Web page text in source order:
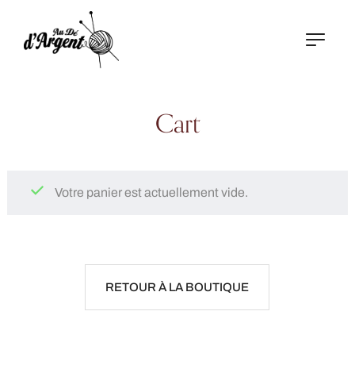
Cart
Votre panier est actuellement vide.
RETOUR À LA BOUTIQUE